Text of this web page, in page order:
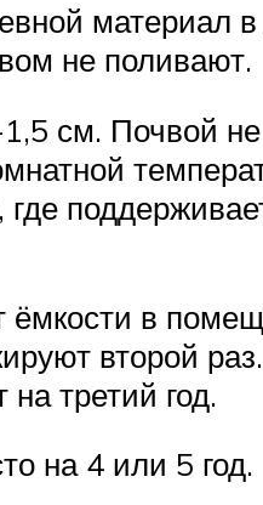
материал
не поливают.
см. Почвой
где
в
второй
третий год.
на 4 или 5 год.